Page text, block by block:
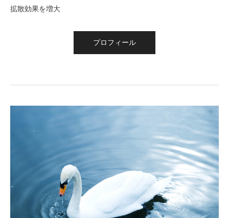
拡散効果を増大
プロフィール